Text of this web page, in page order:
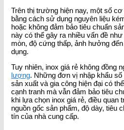
Trên thị trường hiện nay, một số
bằng cách sử dụng nguyên liệu
hoặc không đảm bảo tiêu chuẩn
này có thể gây ra nhiều vấn đề
mòn, độ cứng thấp, ảnh hưởng
dụng.
Tuy nhiên, inox giá rẻ không đồng
lượng. Những đơn vị nhập khẩu
sản xuất và gia công hiện đại có
cạnh tranh mà vẫn đảm bảo tiêu
khi lựa chọn inox giá rẻ, điều quan
nguồn gốc sản phẩm, độ dày, tiêu
tín của nhà cung cấp.